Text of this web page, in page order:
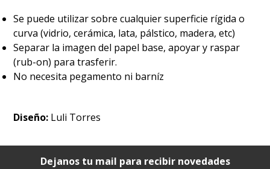
Se puede utilizar sobre cualquier superficie rígida o
curva (vidrio, cerámica, lata, pálstico, madera, etc)
Separar la imagen del papel base, apoyar y raspar
(rub-on) para trasferir.
No necesita pegamento ni barníz
Diseño: Luli Torres
Dejanos tu mail para recibir novedades